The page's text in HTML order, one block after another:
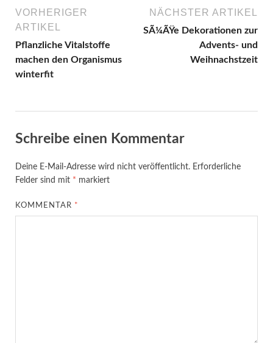
VORHERIGER
ARTIKEL
Pflanzliche Vitalstoffe
machen den Organismus
winterfit
NÄCHSTER ARTIKEL
SÃ¼ÃŸe Dekorationen zur
Advents- und
Weihnachstzeit
Schreibe einen Kommentar
Deine E-Mail-Adresse wird nicht veröffentlicht. Erforderliche
Felder sind mit * markiert
KOMMENTAR *